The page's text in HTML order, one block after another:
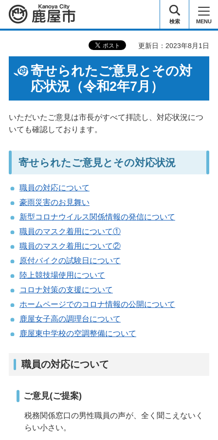
鹿屋市 検索 MENU
更新日：2023年8月1日
寄せられたご意見とその対
応状況（令和2年7月）
いただいたご意見は市長がすべて拝読し、対応状況につ
いても確認しております。
寄せられたご意見とその対応状況
職員の対応について
豪雨災害のお見舞い
新型コロナウイルス関係情報の発信について
職員のマスク着用について①
職員のマスク着用について②
原付バイクの試験日について
陸上競技場使用について
コロナ対策の支援について
ホームページでのコロナ情報の公開について
鹿屋女子高の調理台について
鹿屋東中学校の空調整備について
職員の対応について
ご意見(ご提案)
税務関係窓口の男性職員の声が、全く聞こえないく
らい小さい。